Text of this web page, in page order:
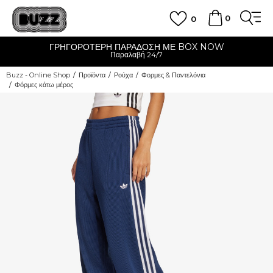
0
0
ΓΡΗΓΟΡΟΤΕΡΗ ΠΑΡΑΔΟΣΗ ΜΕ BOX NOW
Παραλαβή 24/7
Buzz - Online Shop Προϊόντα Ρούχα
Φορμες & Παντελόνια
Φόρμες κάτω μέρος